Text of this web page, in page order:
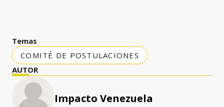
Temas
COMITÉ DE POSTULACIONES
AUTOR
Impacto Venezuela